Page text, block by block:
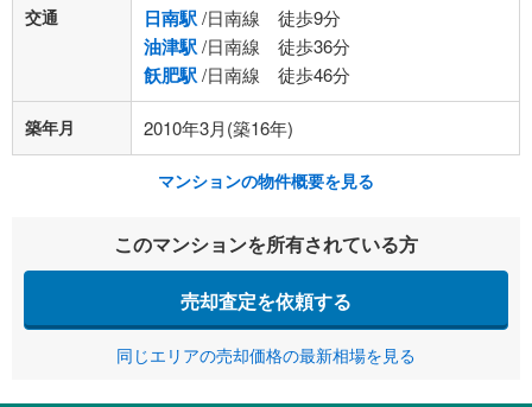
交通 日南駅/日南線 徒歩9分
油津駅/日南線 徒歩36分
飫肥駅/日南線 徒歩46分
築年月 2010年3月(築16年)
マンションの物件概要を見る
このマンションを所有されている方
売却査定を依頼する
同じエリアの売却価格の最新相場を見る